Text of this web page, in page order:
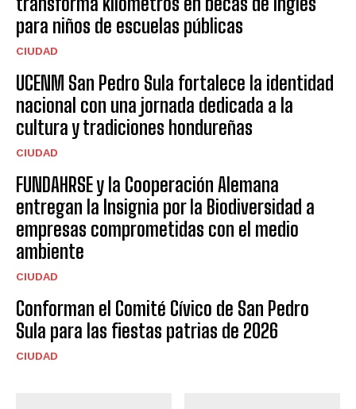
para niños de escuelas públicas
CIUDAD
UCENM San Pedro Sula fortalece la identidad
nacional con una jornada dedicada a la
cultura y tradiciones hondureñas
CIUDAD
FUNDAHRSE y la Cooperación Alemana
entregan la Insignia por la Biodiversidad a
empresas comprometidas con el medio
ambiente
CIUDAD
Conforman el Comité Cívico de San Pedro
Sula para las fiestas patrias de 2026
CIUDAD